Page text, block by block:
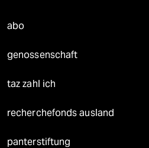
abo
genossenschaft
taz zahl ich
recherchefonds ausland
panterstiftung